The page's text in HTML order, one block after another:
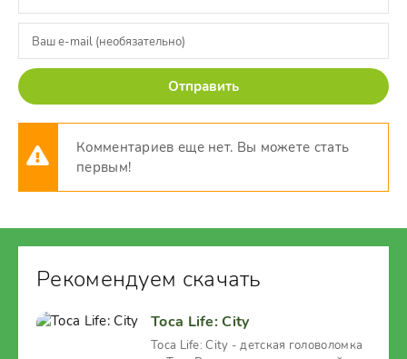
Отправить
Комментариев еще нет. Вы можете стать
первым!
Рекомендуем скачать
Toca Life: City
Toca Life: City - детская головоломка